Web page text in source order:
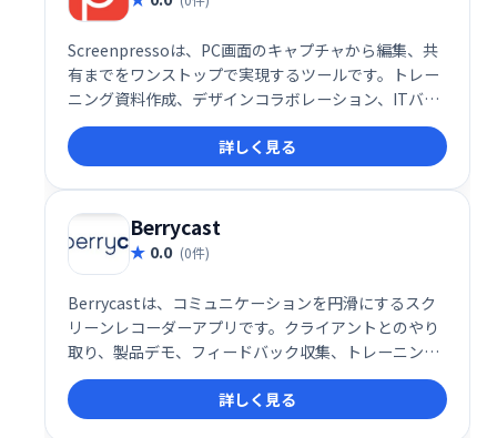
Screenpressoは、PC画面のキャプチャから編集、共
有までをワンストップで実現するツールです。トレー
ニング資料作成、デザインコラボレーション、ITバグ
レポートなど、様々な用途で活躍します。画像編集機
能やユーザーガイド自動生成機能も搭載。クラウド共
有機能でスムーズな連携をサポートし、効率的な作業
を実現します。
詳しく見る
Berrycast
0.0 (0件)
Berrycastは、コミュニケーションを円滑にするスク
リーンレコーダーアプリです。クライアントとのやり
取り、製品デモ、フィードバック収集、トレーニング
など、様々な用途で活用できます。オンラインでの情
報共有を簡単に実現し、効率的なコミュニケーション
をサポートします。
詳しく見る